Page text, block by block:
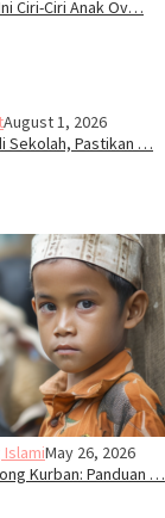
Ciri-Ciri Anak Ov…
August 1, 2026
Sekolah, Pastikan …
IslamiMay 26, 2026
Kurban: Panduan …